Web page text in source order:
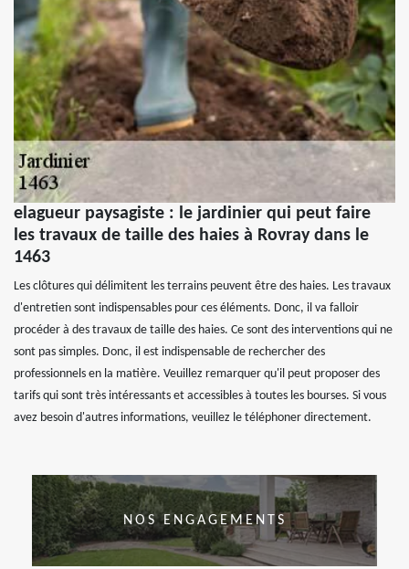
elagueur paysagiste : le jardinier qui peut faire
les travaux de taille des haies à Rovray dans le
1463
Les clôtures qui délimitent les terrains peuvent être des haies. Les travaux
d'entretien sont indispensables pour ces éléments. Donc, il va falloir
procéder à des travaux de taille des haies. Ce sont des interventions qui ne
sont pas simples. Donc, il est indispensable de rechercher des
professionnels en la matière. Veuillez remarquer qu'il peut proposer des
tarifs qui sont très intéressants et accessibles à toutes les bourses. Si vous
avez besoin d'autres informations, veuillez le téléphoner directement.
NOS ENGAGEMENTS